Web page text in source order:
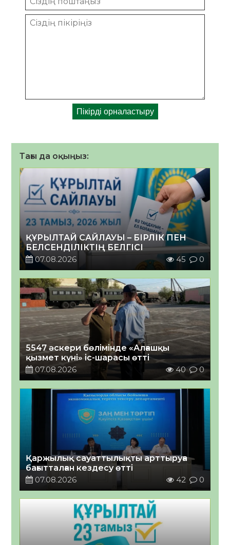
Тағы да оқыңыз:
ҚҰРЫЛТАЙ САЙЛАУЫ – БІРЛІК ПЕН
БЕЛСЕНДІЛІКТІҢ БЕЛГІСІ
07.08.2026
45 0
5547 әскери бөлімінде «Алғашқы
қызмет күні» іс-шарасы өтті
07.08.2026
40 0
Қаржылық сауаттылықты арттыруға
бағытталған кездесу өтті
07.08.2026
42 0